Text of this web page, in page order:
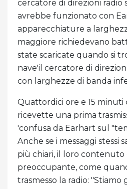
cercatore di direzioni radio
avrebbe funzionato con
apparecchiature a
maggiore richiedevano
state scaricate quando si
nave'il cercatore di
con larghezze di banda
Quattordici ore e 15 minuti
ricevette una prima
'confusa da Earhart sul
Anche se i messaggi stessi
più chiari, il loro contenuto
preoccupante, come
trasmesso la radio: "Stiamo